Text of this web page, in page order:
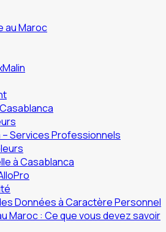
au Maroc
Services Professionnels
à Casablanca
Données à Caractère Personnel
Maroc : Ce que vous devez savoir